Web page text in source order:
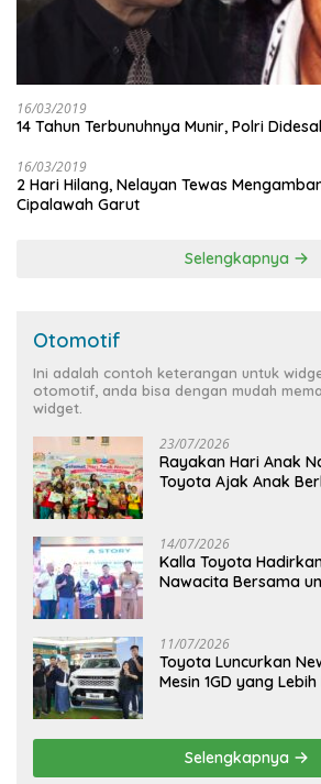
16/03/2019
14 Tahun Terbunuhnya Munir, Polri
16/03/2019
2 Hari Hilang, Nelayan Tewas
Cipalawah Garut
Selengkapnya
Otomotif
Ini adalah contoh keterangan untuk
otomotif, anda bisa dengan mudah
widget.
23/07/2026
Rayakan Hari Anak
Toyota Ajak Anak
14/07/2026
Kalla Toyota
Nawacita Bersama
11/07/2026
Toyota Luncurkan
Mesin 1GD yang
Selengkapnya